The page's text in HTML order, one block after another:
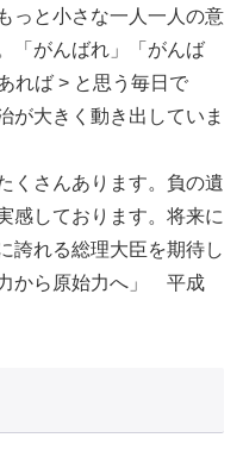
っと小さな一人一人の意
「がんばれ」「がんば
れば > と思う毎日で
が大きく動き出していま
くさんあります。負の遺
感しております。将来に
誇れる総理大臣を期待し
から原始力へ」 平成